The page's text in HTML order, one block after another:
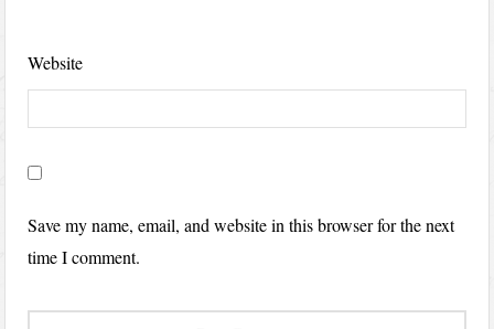
Website
Save my name, email, and website in this browser for the next
time I comment.